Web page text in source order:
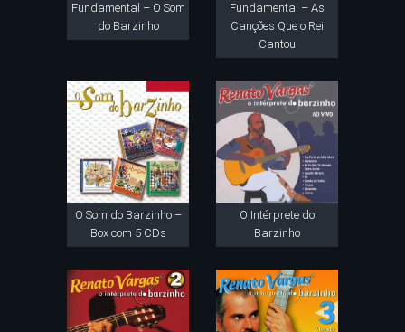
Fundamental – O Som
do Barzinho
Fundamental – As
Canções Que o Rei
Cantou
O Som do Barzinho –
Box com 5 CDs
O Intérprete do
Barzinho